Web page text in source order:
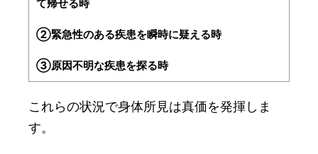
て帰せる時
②緊急性のある疾患を瞬時に疑える時
③原因不明な疾患を探る時
これらの状況で身体所見は真価を発揮しま
す。